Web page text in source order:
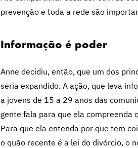
prevenção e toda a rede são
Informação é poder
Anne decidiu, então, que um dos
seria expandido. A ação, que leva
a jovens de 15 a 29 anos das
gente fala para que ela compreenda
Para que ela entenda por que tem
o quão recente é a lei do divórcio, o